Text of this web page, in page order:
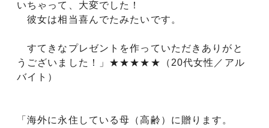
いちゃって、大変でした！
彼女は相当喜んでたみたいです。
すてきなプレゼントを作っていただきありがと
うございました！」★★★★★（20代女性／アル
バイト）
「海外に永住している母（高齢）に贈ります。